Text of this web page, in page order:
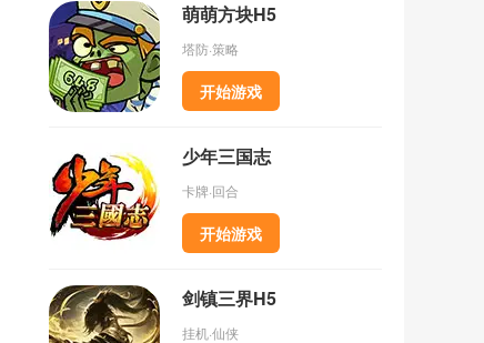
萌萌方块H5
塔防·策略
开始游戏
少年三国志
卡牌·回合
开始游戏
剑镇三界H5
挂机·仙侠